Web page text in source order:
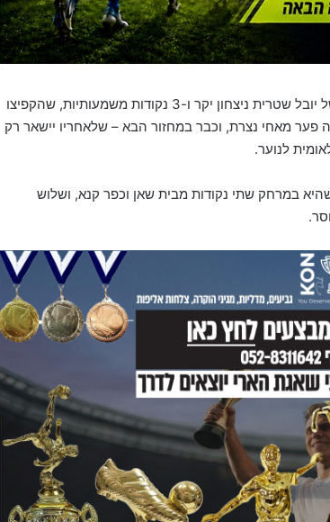
במחצית השנייה העניק לשחקניו של יובל שטרית ניצחון יקר ו-3 נקודות משמעותיות, שהקפיצו
מאחי נצרת, וכבר במחזור הבא – שלאחריו יישאר רק
לנוער.
במרחק שתי נקודות מבית שאן וכפר קנא, ושלוש